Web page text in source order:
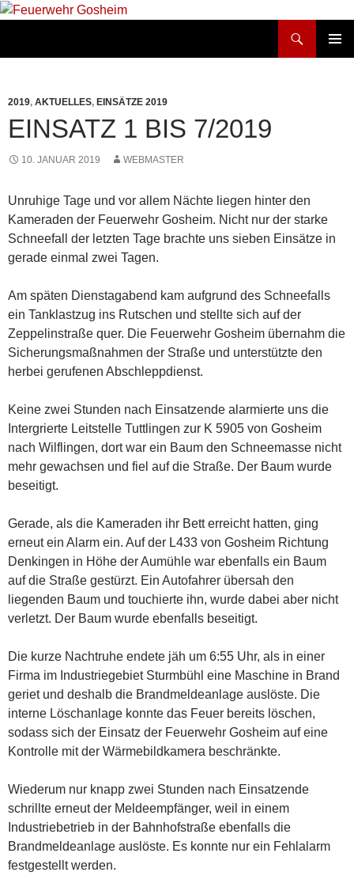
2019, AKTUELLES, EINSÄTZE 2019
EINSATZ 1 BIS 7/2019
10. JANUAR 2019 WEBMASTER
Unruhige Tage und vor allem Nächte liegen hinter den
Kameraden der Feuerwehr Gosheim. Nicht nur der starke
Schneefall der letzten Tage brachte uns sieben Einsätze in
gerade einmal zwei Tagen.
Am späten Dienstagabend kam aufgrund des Schneefalls
ein Tanklastzug ins Rutschen und stellte sich auf der
Zeppelinstraße quer. Die Feuerwehr Gosheim übernahm die
Sicherungsmaßnahmen der Straße und unterstützte den
herbei gerufenen Abschleppdienst.
Keine zwei Stunden nach Einsatzende alarmierte uns die
Intergrierte Leitstelle Tuttlingen zur K 5905 von Gosheim
nach Wilflingen, dort war ein Baum den Schneemasse nicht
mehr gewachsen und fiel auf die Straße. Der Baum wurde
beseitigt.
Gerade, als die Kameraden ihr Bett erreicht hatten, ging
erneut ein Alarm ein. Auf der L433 von Gosheim Richtung
Denkingen in Höhe der Aumühle war ebenfalls ein Baum
auf die Straße gestürzt. Ein Autofahrer übersah den
liegenden Baum und touchierte ihn, wurde dabei aber nicht
verletzt. Der Baum wurde ebenfalls beseitigt.
Die kurze Nachtruhe endete jäh um 6:55 Uhr, als in einer
Firma im Industriegebiet Sturmbühl eine Maschine in Brand
geriet und deshalb die Brandmeldeanlage auslöste. Die
interne Löschanlage konnte das Feuer bereits löschen,
sodass sich der Einsatz der Feuerwehr Gosheim auf eine
Kontrolle mit der Wärmebildkamera beschränkte.
Wiederum nur knapp zwei Stunden nach Einsatzende
schrillte erneut der Meldeempfänger, weil in einem
Industriebetrieb in der Bahnhofstraße ebenfalls die
Brandmeldeanlage auslöste. Es konnte nur ein Fehlalarm
festgestellt werden.